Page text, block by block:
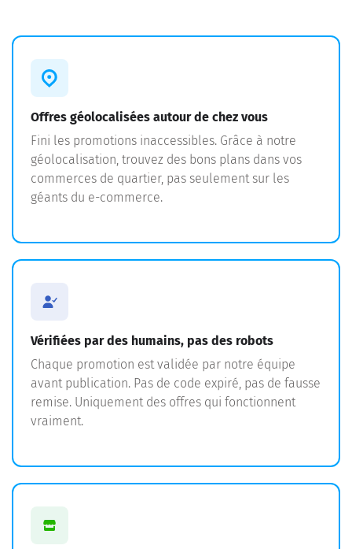
Offres géolocalisées autour de chez vous
Fini les promotions inaccessibles. Grâce à notre
géolocalisation, trouvez des bons plans dans vos
commerces de quartier, pas seulement sur les
géants du e-commerce.
Vérifiées par des humains, pas des robots
Chaque promotion est validée par notre équipe
avant publication. Pas de code expiré, pas de fausse
remise. Uniquement des offres qui fonctionnent
vraiment.